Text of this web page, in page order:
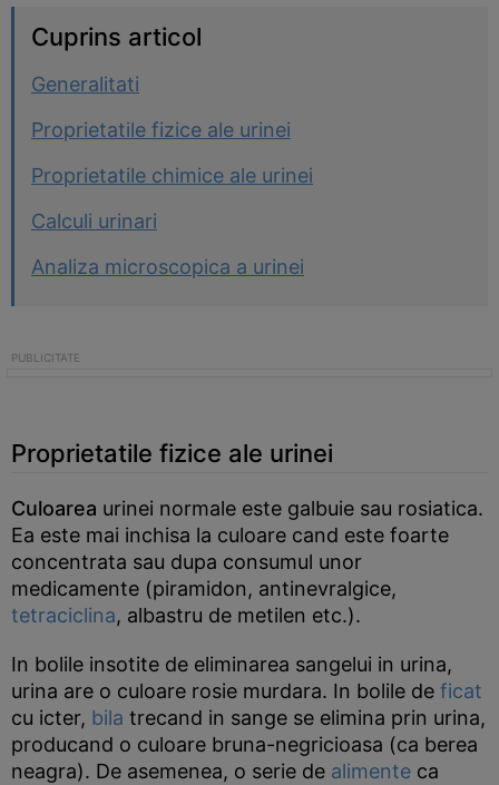
Cuprins articol
Generalitati
Proprietatile fizice ale urinei
Proprietatile chimice ale urinei
Calculi urinari
Analiza microscopica a urinei
Proprietatile fizice ale urinei
Culoarea urinei normale este galbuie sau rosiatica.
Ea este mai inchisa la culoare cand este foarte
concentrata sau dupa consumul unor
medicamente (piramidon, antinevralgice,
tetraciclina, albastru de metilen etc.).
In bolile insotite de eliminarea sangelui in urina,
urina are o culoare rosie murdara. In bolile de ficat
cu icter, bila trecand in sange se elimina prin urina,
producand o culoare bruna-negricioasa (ca berea
neagra). De asemenea, o serie de alimente ca